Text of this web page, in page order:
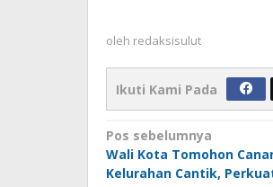
oleh redaksisulut
Ikuti Kami Pada
Navigasi
pos
Pos sebelumnya
Wali Kota Tomohon
Kelurahan Cantik,